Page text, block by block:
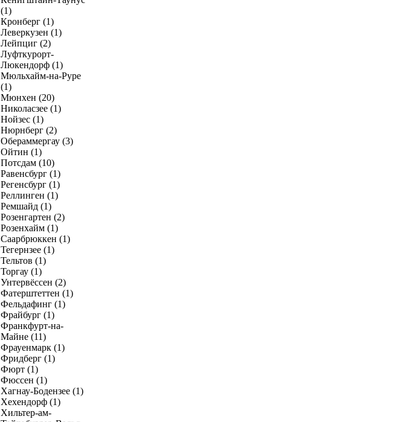
(1)
Кронберг (1)
Леверкузен (1)
Лейпциг (2)
Луфткурорт-
Люкендорф (1)
Мюльхайм-на-Руре
(1)
Мюнхен (20)
Николасзее (1)
Нойзес (1)
Нюрнберг (2)
Обераммергау (3)
Ойтин (1)
Потсдам (10)
Равенсбург (1)
Регенсбург (1)
Реллинген (1)
Ремшайд (1)
Розенгартен (2)
Розенхайм (1)
Саарбрюккен (1)
Тегернзее (1)
Тельтов (1)
Торгау (1)
Унтервёссен (2)
Фатерштеттен (1)
Фельдафинг (1)
Фрайбург (1)
Франкфурт-на-
Майне (11)
Фрауенмарк (1)
Фридберг (1)
Фюрт (1)
Фюссен (1)
Хагнау-Бодензее (1)
Хехендорф (1)
Хильтер-ам-